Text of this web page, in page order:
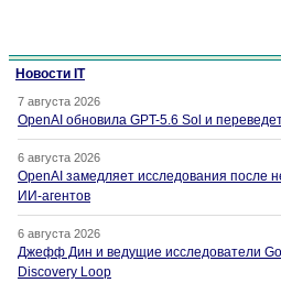
Новости IT
7 августа 2026
OpenAI обновила GPT-5.6 Sol и
6 августа 2026
OpenAI замедляет исследования после
ИИ-агентов
6 августа 2026
Джефф Дин и ведущие исследователи
Discovery Loop